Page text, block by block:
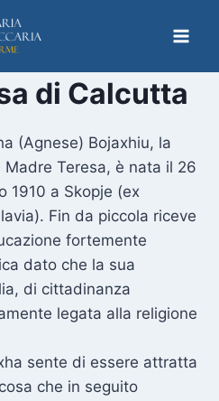
di Calcutta
(Agnese) Bojaxhiu, la
Madre Teresa, è nata il 26
1910 a Skopje (ex
Fin da piccola riceve
fortemente
dato che la sua
di cittadinanza
legata alla religione
sente di essere attratta
che in seguito